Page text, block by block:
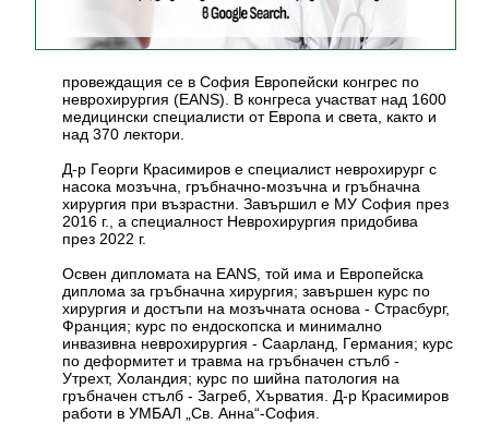
провеждащия се в София Европейски конгрес по
неврохирургия (EANS). В конгреса участват над 1600
медицински специалисти от Европа и света, както и
над 370 лектори.
Д-р Георги Красимиров е специалист неврохирург с
насока мозъчна, гръбначно-мозъчна и гръбначна
хирургия при възрастни. Завършил е МУ София през
2016 г., а специалност Неврохирургия придобива
през 2022 г.
Освен дипломата на EANS, той има и Европейска
диплома за гръбначна хирургия; завършен курс по
хирургия и достъпи на мозъчната основа - Страсбург,
Франция; курс по ендоскопска и минимално
инвазивна неврохирургия - Саарланд, Германия; курс
по деформитет и травма на гръбначен стълб -
Утрехт, Холандия; курс по шийна патология на
гръбначен стълб - Загреб, Хърватия. Д-р Красимиров
работи в УМБАЛ „Св. Анна“-София.